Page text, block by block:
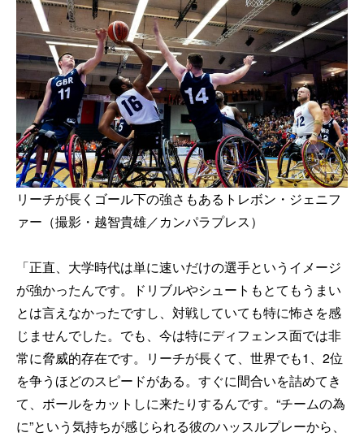
リーチが長くゴール下の強さもあるトレボン・ジェニフ
ァー（撮影・越智貴雄／カンパラプレス）
「正直、大学時代は単に速いだけの選手というイメージ
が強かったんです。ドリブルやシュートもとてもうまい
とは言えなかったですし、対戦していても特に怖さを感
じませんでした。でも、今は特にディフェンス面では非
常に脅威的存在です。リーチが長くて、世界でも1、2位
を争うほどのスピードがある。すぐに間合いを詰めてき
て、ボールをカットしに来たりするんです。“チームの為
に”という気持ちが感じられる彼のハッスルプレーから、